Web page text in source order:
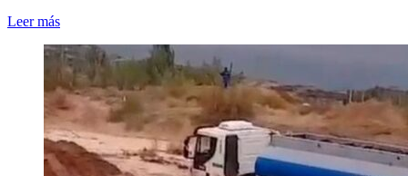
Leer más